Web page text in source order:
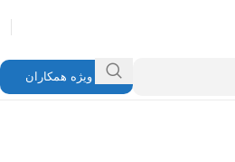
ویژه همکاران